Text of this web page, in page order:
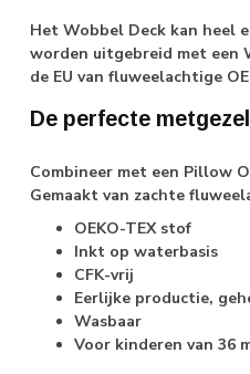
Het Wobbel Deck kan heel
worden uitgebreid met een
de EU van fluweelachtige
De perfecte
Combineer met een Pillow
Gemaakt van zachte
OEKO-TEX stof
Inkt op waterbasis
CFK-vrij
Eerlijke productie,
Wasbaar
Voor kinderen van 36